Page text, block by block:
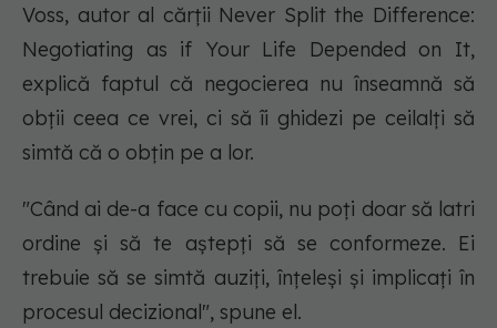
Voss, autor al cărții Never Split the Difference:
Negotiating as if Your Life Depended on It,
explică faptul că negocierea nu înseamnă să
obții ceea ce vrei, ci să îi ghidezi pe ceilalți să
simtă că o obțin pe a lor.
"Când ai de-a face cu copii, nu poți doar să latri
ordine și să te aștepți să se conformeze. Ei
trebuie să se simtă auziți, înțeleși și implicați în
procesul decizional", spune el.